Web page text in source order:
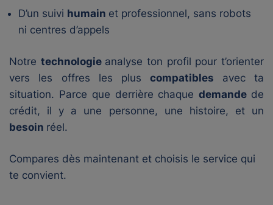
D’un suivi humain et professionnel, sans robots
ni centres d’appels
Notre technologie analyse ton profil pour t’orienter
vers les offres les pluscompatibles avec ta
situation. Parce que derrière chaquedemande de
crédit, il y a une personne, une histoire, et un
besoin réel.
Compares dès maintenant et choisis le service qui
te convient.